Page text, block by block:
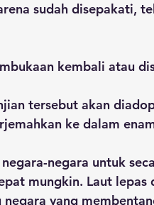
sudah disepakati,
kembali atau
tersebut akan
ke dalam
negara untuk
mungkin. Laut
negara yang